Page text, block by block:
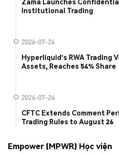
Institutional Trading
2026-07-24
Hyperliquid's RWA Trading
Assets, Reaches 54% Share
2026-07-24
CFTC Extends Comment
Trading Rules to August 26
Empower (MPWR) Học viện